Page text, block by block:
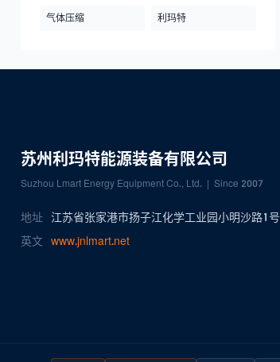
气体压缩 利玛特
苏州利玛特能源装备有限公司
Suzhou Lmart Energy Equipment Co., Ltd. | Since 2007
地址
江苏省张家港市扬子江化学工业园小明沙路1号
英文
www.jnlmart.net